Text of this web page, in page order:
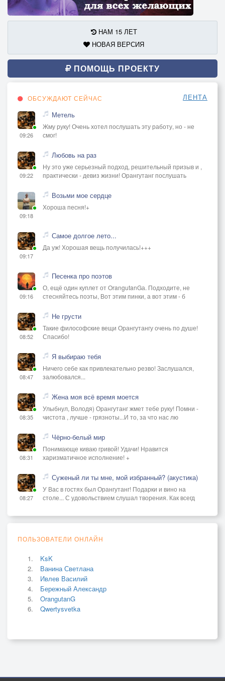
НАМ 15 ЛЕТ
НОВАЯ ВЕРСИЯ
ПОМОЩЬ ПРОЕКТУ
ОБСУЖДАЮТ СЕЙЧАС ЛЕНТА
09:26
Метель
Жму руку! Очень хотел послушать эту работу, но - не
смог!
09:22
Любовь на раз
Ну это уже серьезный подход, решительный призыв и ,
практически - девиз жизни! Орангутанг послушать
09:18
Возьми мое сердце
Хороша песня!+
09:17
Самое долгое лето...
Да уж! Хорошая вещь получилась!+++
09:16
Песенка про поэтов
О, ещё один куплет от OrangutanGа. Подходите, не
стесняйтесь поэты, Вот этим пинки, а вот этим - б
08:52
Не грусти
Такие философские вещи Орангутангу очень по душе!
Спасибо!
08:47
Я выбираю тебя
Ничего себе как привлекательно резво! Заслушался,
залюбовался...
08:35
Жена моя всё время моется
Улыбнул, Володя) Орангутанг жмет тебе руку! Помни -
чистота , лучше - грязноты...И то, за что нас лю
08:31
Чёрно-белый мир
Понимающе киваю гривой! Удачи! Нравится
харизматичное исполнение! +
08:27
Суженый ли ты мне, мой избранный? (акустика)
У Вас в гостях был Орангутанг! Подарки и вино на
столе... С удовольствием слушал творения. Как всегд
ПОЛЬЗОВАТЕЛИ ОНЛАЙН
KsK
Ванина Светлана
Ивлев Василий
Бережный Александр
OrangutanG
Qwertysvetka